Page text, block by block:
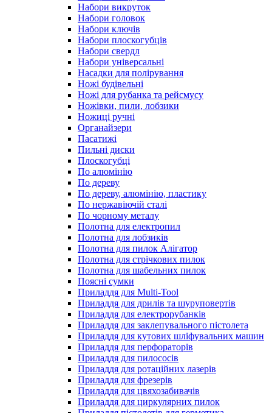
Набори викруток
Набори головок
Набори ключів
Набори плоскогубців
Набори свердл
Набори універсальні
Насадки для полірування
Ножі будівельні
Ножі для рубанка та рейсмусу
Ножівки, пили, лобзики
Ножиці ручні
Органайзери
Пасатижі
Пильні диски
Плоскогубці
По алюмінію
По дереву
По дереву, алюмінію, пластику
По нержавіючій сталі
По чорному металу
Полотна для електропил
Полотна для лобзиків
Полотна для пилок Алігатор
Полотна для стрічкових пилок
Полотна для шабельних пилок
Поясні сумки
Приладдя для Multi-Tool
Приладдя для дрилів та шуруповертів
Приладдя для електрорубанків
Приладдя для заклепувального пістолета
Приладдя для кутових шліфувальних машин
Приладдя для перфораторів
Приладдя для пилососів
Приладдя для ротаційних лазерів
Приладдя для фрезерів
Приладдя для цвяхозабивачів
Приладдя для циркулярних пилок